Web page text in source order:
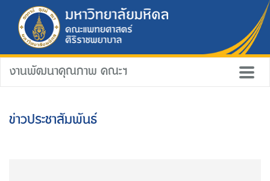
งานพัฒนาคุณภาพ คณะฯ
ข่าวประชาสัมพันธ์